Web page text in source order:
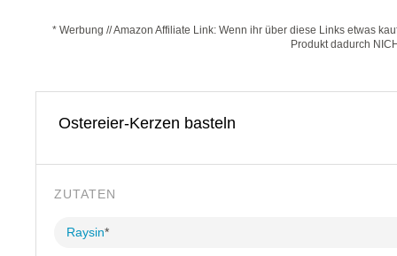
* Werbung // Amazon Affiliate Link: Wenn ihr über diese Links etwas
Produkt dadurch
Ostereier-Kerzen basteln
ZUTATEN
Raysin*